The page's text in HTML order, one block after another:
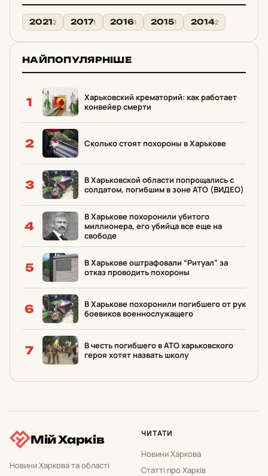
20212 20171 20161 20151 20142
НАЙПОПУЛЯРНІШЕ
1
Харьковский крематорий: как работает
конвейер смерти
2 Сколько стоят похороны в Харькове
3
В Харьковской области попрощались с
солдатом, погибшим в зоне АТО (ВИДЕО)
4
В Харькове похоронили убитого
миллионера, его убийца все еще на
свободе
5
В Харькове оштрафовали “Ритуал” за
отказ проводить похороны
6
В Харькове похоронили погибшего от рук
боевиков военнослужащего
7
В честь погибшего в АТО харьковского
героя хотят назвать школу
Мій Харків
Новини Харкова та області
ЧИТАТИ
Новини Харкова
Статті про Харків